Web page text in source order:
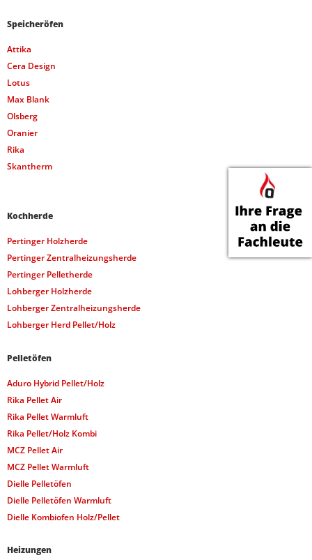
Speicheröfen
Attika
Cera Design
Lotus
Max Blank
Olsberg
Oranier
Rika
Skantherm
Kochherde
Pertinger Holzherde
Pertinger Zentralheizungsherde
Pertinger Pelletherde
Lohberger Holzherde
Lohberger Zentralheizungsherde
Lohberger Herd Pellet/Holz
Pelletöfen
Aduro Hybrid Pellet/Holz
Rika Pellet Air
Rika Pellet Warmluft
Rika Pellet/Holz Kombi
MCZ Pellet Air
MCZ Pellet Warmluft
Dielle Pelletöfen
Dielle Pelletöfen Warmluft
Dielle Kombiofen Holz/Pellet
Heizungen